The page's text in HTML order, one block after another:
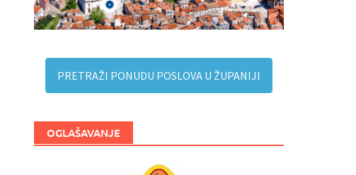
PRETRAŽI PONUDU POSLOVA U ŽUPANIJI
OGLAŠAVANJE